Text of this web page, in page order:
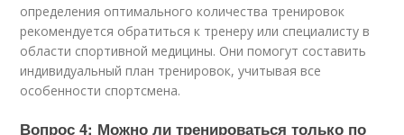
определения оптимального количества тренировок
рекомендуется обратиться к тренеру или специалисту в
области спортивной медицины. Они помогут составить
индивидуальный план тренировок, учитывая все
особенности спортсмена.
Вопрос 4: Можно ли тренироваться только по